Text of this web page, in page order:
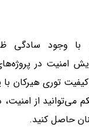
با وجود سادگی
امنیت در
توری هیرکان با
از امنیت،
حاصل کنید.